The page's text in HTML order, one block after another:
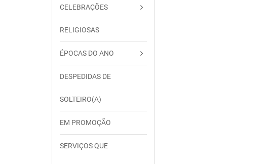
CELEBRAÇÕES
RELIGIOSAS
ÉPOCAS DO ANO
DESPEDIDAS DE
SOLTEIRO(A)
EM PROMOÇÃO
SERVIÇOS QUE